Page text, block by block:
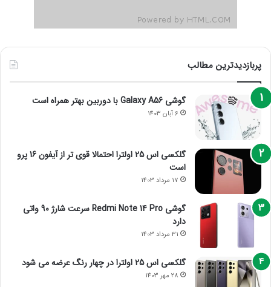
پربازدیدترین مطالب
گوشی Galaxy A56 با دوربین بهتر همراه است
6 آبان 1403
گلکسی اس 25 اولترا احتمالا قوی تر از آیفون 16 پرو
است
17 مرداد 1403
گوشی Redmi Note 14 Pro سرعت شارژ 90 واتی
دارد
31 مرداد 1403
گلکسی اس 25 اولترا در چهار رنگ عرضه می شود
28 مهر 1403